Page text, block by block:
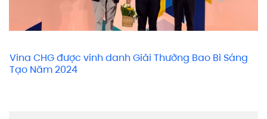
Vina CHG được vinh danh Giải Thưởng Bao Bì Sáng
Tạo Năm 2024